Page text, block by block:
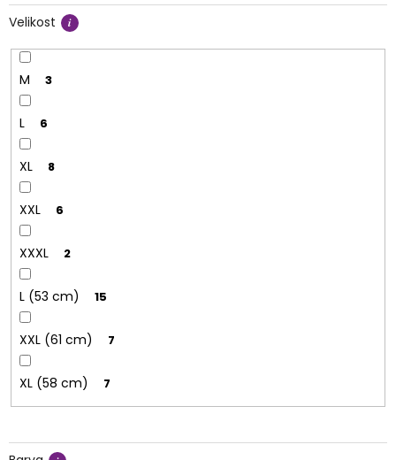
Velikost
M 3
L 6
XL 8
XXL 6
XXXL 2
L (53 cm) 15
XXL (61 cm) 7
XL (58 cm) 7